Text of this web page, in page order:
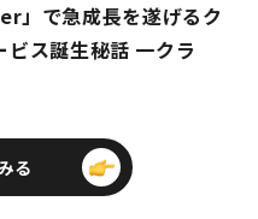
」で急成長を遂げるク
ビス誕生秘話 一クラ
る